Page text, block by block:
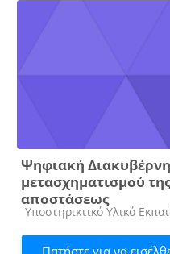
Ψηφιακή
μετασχηματισμού
αποστάσεως
Κατηγορία μαθήματος
Υποστηρικτικό Υλικό
Πατήστε για να